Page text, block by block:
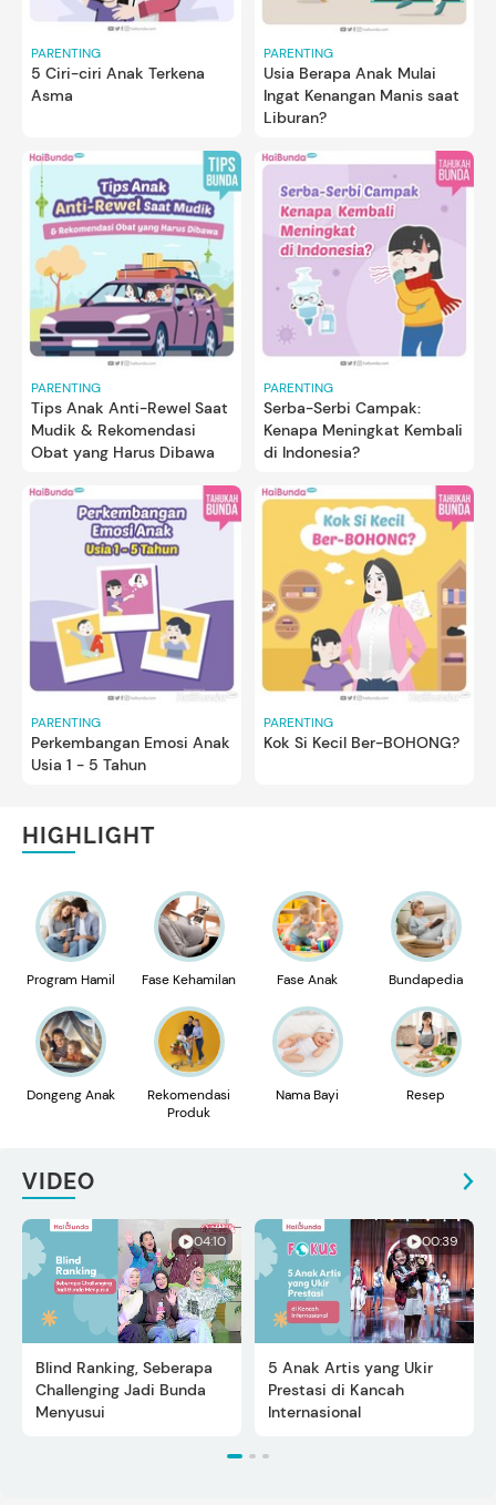
PARENTING
5 Ciri-ciri Anak Terkena
Asma
PARENTING
Usia Berapa Anak Mulai
Ingat Kenangan Manis saat
Liburan?
PARENTING
Tips Anak Anti-Rewel Saat
Mudik & Rekomendasi
Obat yang Harus Dibawa
PARENTING
Serba-Serbi Campak:
Kenapa Meningkat Kembali
di Indonesia?
PARENTING
Perkembangan Emosi Anak
Usia 1 - 5 Tahun
PARENTING
Kok Si Kecil Ber-BOHONG?
HIGHLIGHT
Program Hamil Fase Kehamilan Fase Anak Bundapedia
Dongeng Anak
Rekomendasi
Produk
Nama Bayi Resep
VIDEO
04:10
Blind Ranking, Seberapa
Challenging Jadi Bunda
Menyusui
00:39
5 Anak Artis yang Ukir
Prestasi di Kancah
Internasional